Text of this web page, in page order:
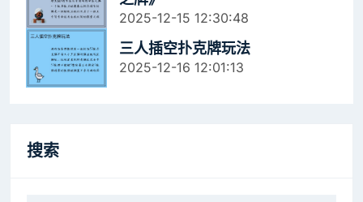
2025-12-15 12:30:48
三人插空扑克牌玩法
2025-12-16 12:01:13
搜索